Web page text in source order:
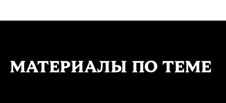
МАТЕРИАЛЫ ПО ТЕМЕ